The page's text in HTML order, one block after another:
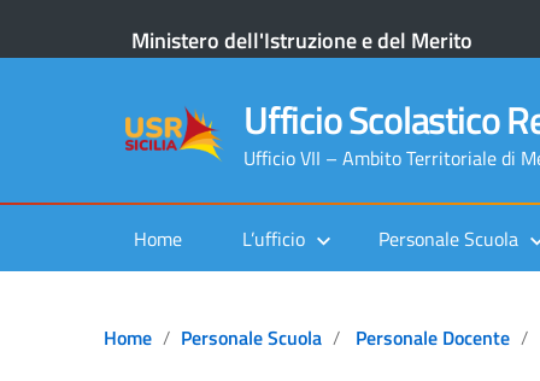
Ministero dell'Istruzione e del Merito
Ufficio Scolastico
Ufficio VII – Ambito Territoriale di
Home L’ufficio Personale Scuola
Home Personale Scuola Personale Docente